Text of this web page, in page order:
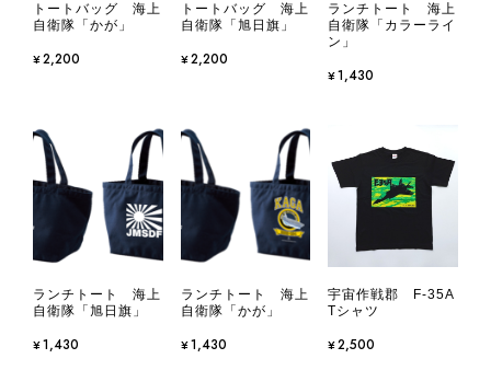
トートバッグ 海上
自衛隊「かが」
¥2,200
トートバッグ 海上
自衛隊「旭日旗」
¥2,200
ランチトート 海上
自衛隊「カラーライ
ン」
¥1,430
ランチトート 海上
自衛隊「旭日旗」
¥1,430
ランチトート 海上
自衛隊「かが」
¥1,430
宇宙作戦郡 F-35A
Tシャツ
¥2,500